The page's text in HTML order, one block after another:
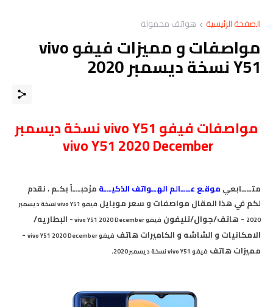
الصفحة الرئيسية هواتف محمولة
مواصفات و مميزات فيفو vivo
Y51 نسخة ديسمبر 2020
مواصفات فيفو vivo Y51 نسخة ديسمبر
vivo Y51 2020 December
متــــابعي موقـع عــــالم الهــواتف الذكيـــة مرْحبـــاً بكـم ، نقدم
لكم في هذا المقال مواصفات و سعر موبايل
فيفو vivo Y51 نسخة ديسمبر
2020 - هاتف/جوال/تليفون فيفو vivo Y51 2020 December
- البطاريه/
الامكانيات و الشاشه و الكاميرات هاتف فيفوvivo Y51 2020 December
-
مميزات هاتف فيفو vivo Y51 نسخة ديسمبر 2020 .